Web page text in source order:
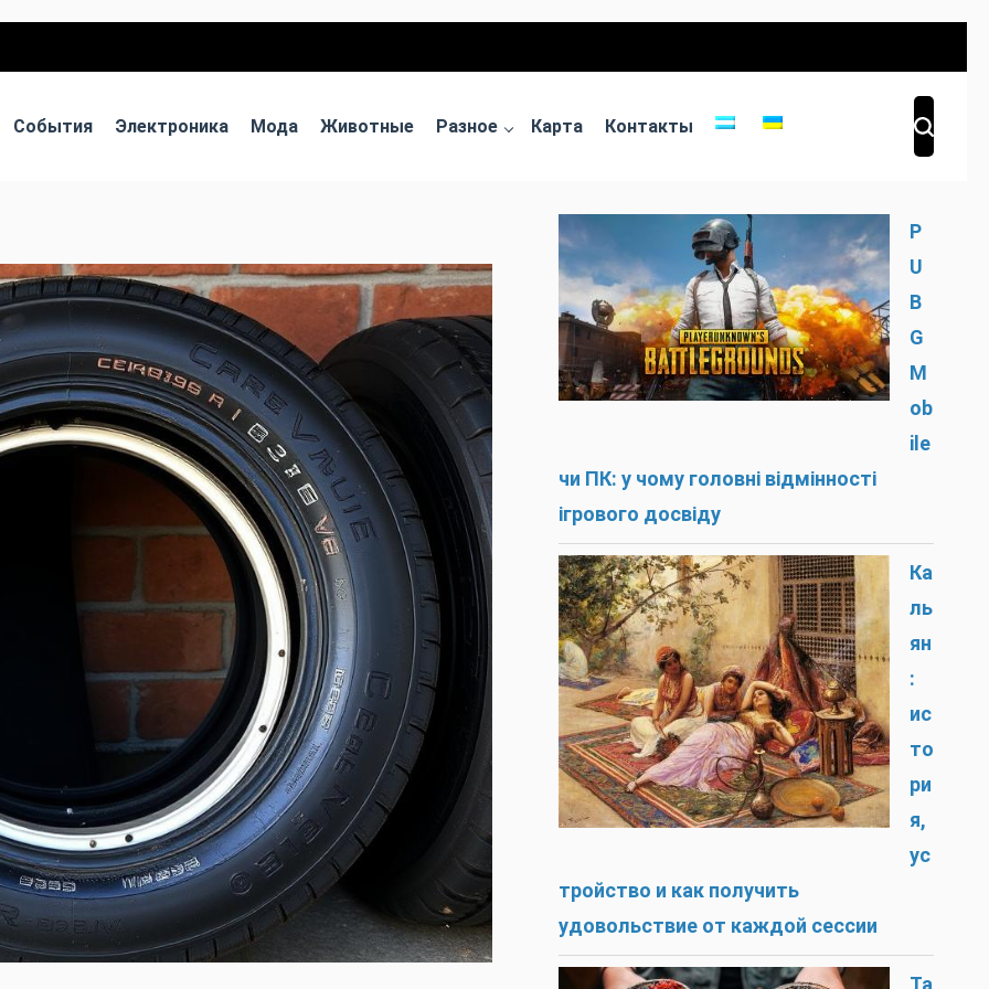
События Электроника Мода Животные Разное Карта Контакты
P
U
B
G
M
ob
ile
чи ПК: у чому головні відмінності
ігрового досвіду
Ка
ль
ян
:
ис
то
ри
я,
ус
тройство и как получить
удовольствие от каждой сессии
Та